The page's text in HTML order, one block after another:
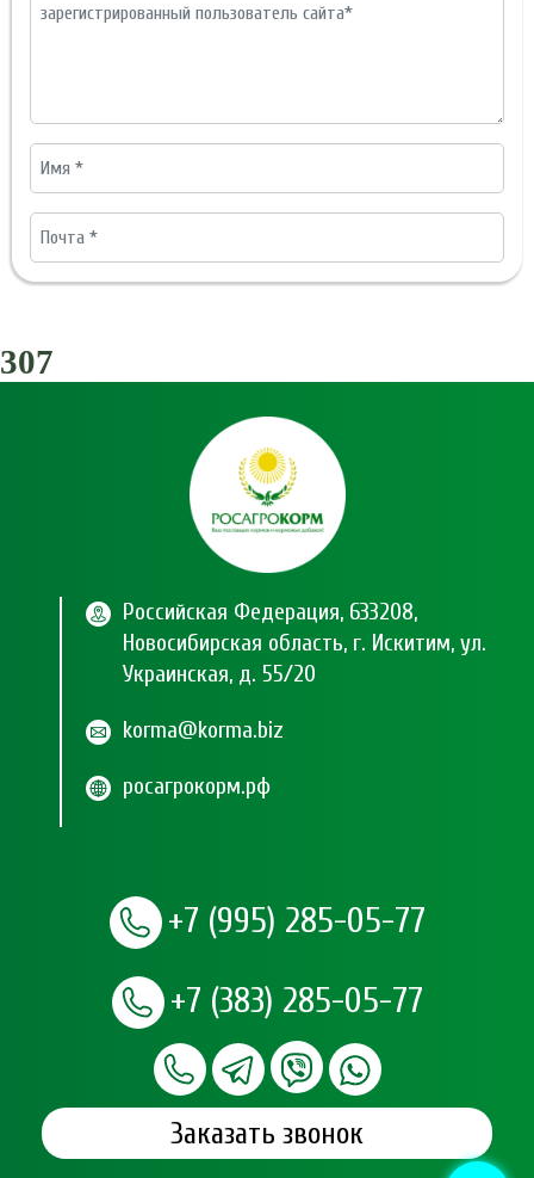
307
Российская Федерация, 633208,
Новосибирская область, г. Искитим, ул.
Украинская, д. 55/20
korma@korma.biz
росагрокорм.рф
+7 (995) 285-05-77
+7 (383) 285-05-77
Заказать звонок